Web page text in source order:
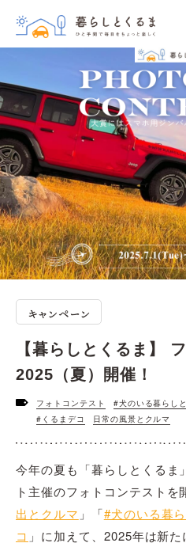
【暮らしとくるま】
2025（夏）開催！
フォトコンテスト #犬のいる暮らし
#くるまデコ
日常の風景とクルマ
今年の夏も「暮らしとくる
ト主催のフォトコンテストを
出とクルマ 」「#犬のいる暮
コ 」に加えて、2025年は新